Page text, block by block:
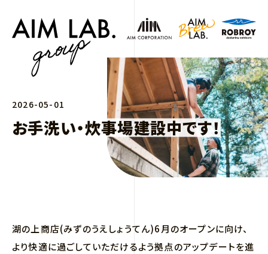
2026-05-01
お手洗い・炊事場建設中です！
湖の上商店(みずのうえしょうてん)6月のオープンに向け、
より快適に過ごしていただけるよう拠点のアップデートを進